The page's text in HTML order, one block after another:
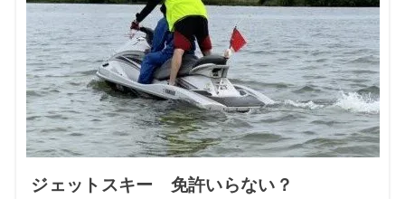
ジェットスキー 免許いらない？